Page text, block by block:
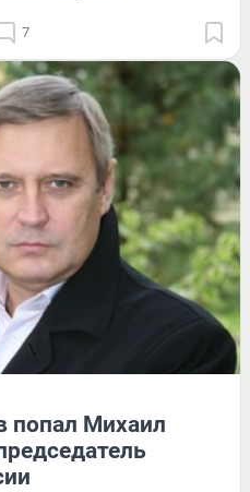
7
попал Михаил